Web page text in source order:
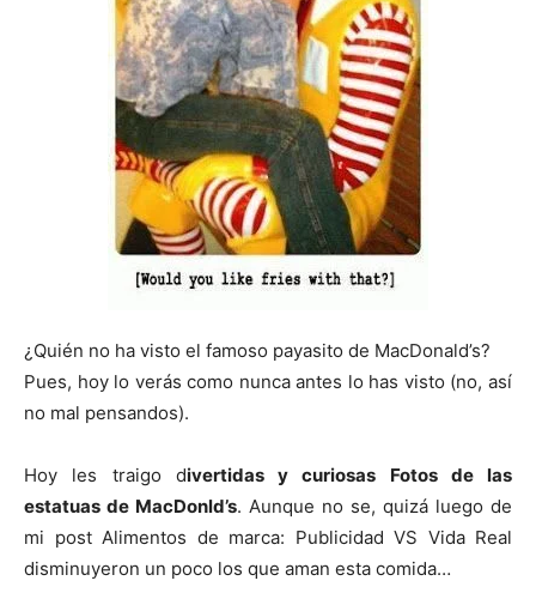
¿Quién no ha visto el famoso payasito de MacDonald’s?
Pues, hoy lo verás como nunca antes lo has visto (no, así
no mal pensandos).
Hoy les traigo divertidas y curiosas Fotos de las
estatuas de MacDonld’s. Aunque no se, quizá luego de
mi post Alimentos de marca: Publicidad VS Vida Real
disminuyeron un poco los que aman esta comida…